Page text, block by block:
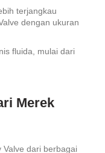
terjangkau
dengan ukuran
fluida, mulai dari
Merek
Valve dari berbagai